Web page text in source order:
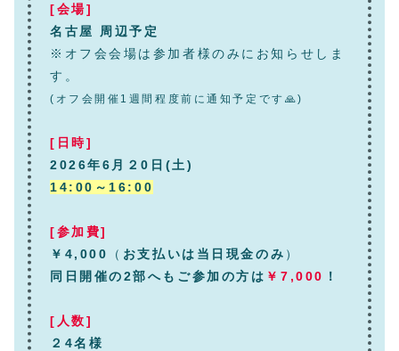
[会場]
名古屋 周辺予定
※オフ会会場は参加者様のみにお知らせしま
す。
(オフ会開催1週間程度前に通知予定です🙏)
[日時]
2026年6月２0日(土)
14:00～16:00
[参加費]
￥4,000
（ お支払いは当日現金のみ ）
同日開催の2部へもご参加の方は ￥7,000 ！
[人数]
２4名様